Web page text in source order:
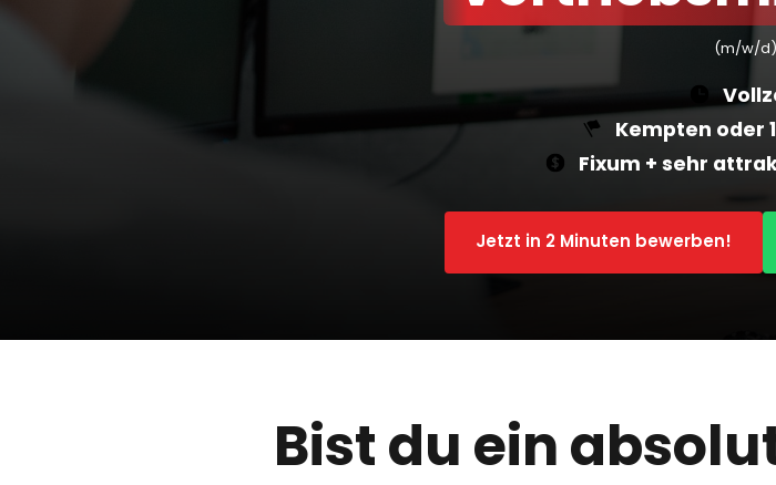
(m/w/d)
Kempten oder
Fixum + sehr
Jetzt in 2 Minuten bewerben!
Bist du ein